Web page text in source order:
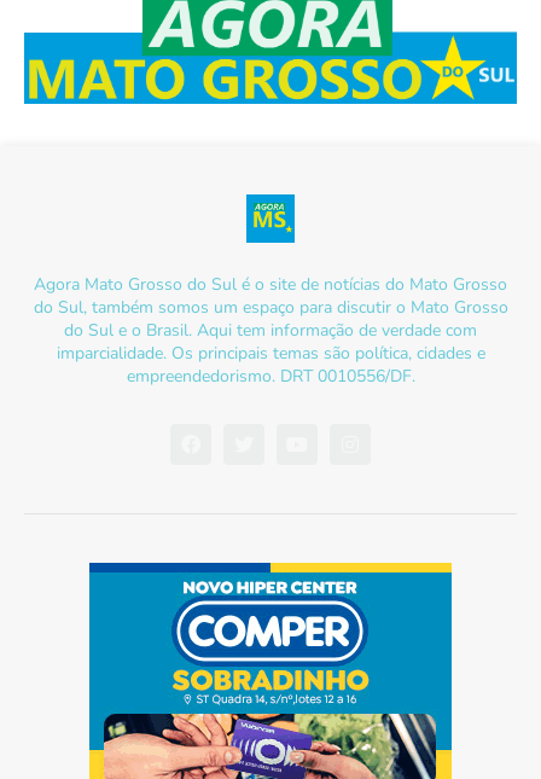
Agora Mato Grosso do Sul é o site de notícias do Mato Grosso
do Sul, também somos um espaço para discutir o Mato Grosso
do Sul e o Brasil. Aqui tem informação de verdade com
imparcialidade. Os principais temas são política, cidades e
empreendedorismo. DRT 0010556/DF.